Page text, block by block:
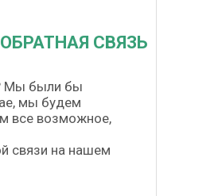
ОБРАТНАЯ СВЯЗЬ
Мы были бы
мы будем
все возможное,
связи на нашем